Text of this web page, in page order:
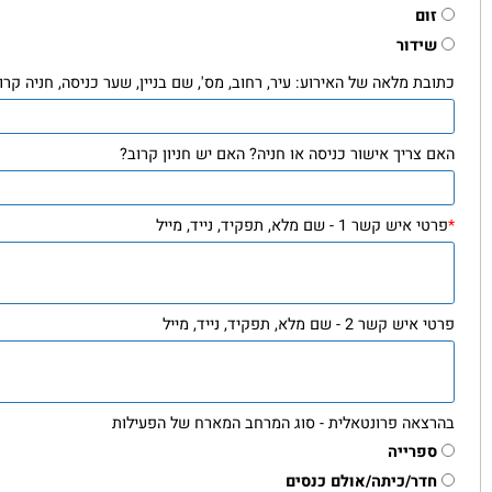
פרונטלי / בזום
מלאה של האירוע: עיר, רחוב, מס', שם בניין, שער כניסה, חניה קרובה
צריך אישור כניסה או חניה? האם יש חניון קרוב?
קשר 1 - שם מלא, תפקיד, נייד, מייל
2 - שם מלא, תפקיד, נייד, מייל